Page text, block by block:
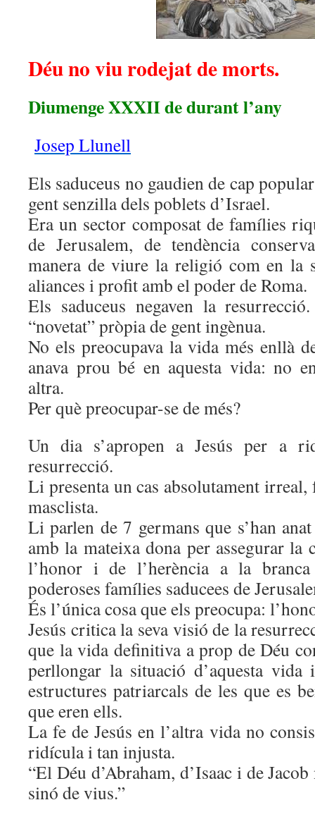
Déu no viu rodejat de morts.
Diumenge XXXII de durant l’any
Josep Llunell
Els saduceus no gaudien de cap
gent senzilla dels poblets d’Israel.
Era un sector composat de famílies
de Jerusalem, de tendència
manera de viure la religió com en la
aliances i profit amb el poder de Roma.
Els saduceus negaven la
“novetat” pròpia de gent ingènua.
No els preocupava la vida més enllà
anava prou bé en aquesta vida: no
altra.
Per què preocupar-se de més?
Un dia s’apropen a Jesús per a
resurrecció.
Li presenta un cas absolutament
masclista.
Li parlen de 7 germans que s’han
amb la mateixa dona per assegurar
l’honor i de l’herència a la branca
poderoses famílies saducees de
És l’única cosa que els preocupa:
Jesús critica la seva visió de la
que la vida definitiva a prop de Déu
perllongar la situació d’aquesta vida
estructures patriarcals de les que es
que eren ells.
La fe de Jesús en l’altra vida no
ridícula i tan injusta.
“El Déu d’Abraham, d’Isaac i de
sinó de vius.”